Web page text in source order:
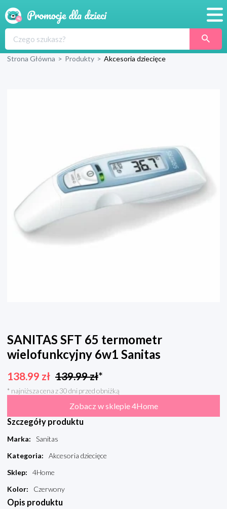
Produkty
Strona Główna > Produkty > Akcesoria dziecięce
SANITAS SFT 65 termometr
wielofunkcyjny 6w1 Sanitas
138.99 zł 139.99zł*
* najniższa cena z 30 dni przed obniżką
Zobacz w sklepie 4Home
Szczegóły produktu
Marka:
Sanitas
Kategoria:
Akcesoria dziecięce
Sklep:
4Home
Kolor: Czerwony
Opis produktu